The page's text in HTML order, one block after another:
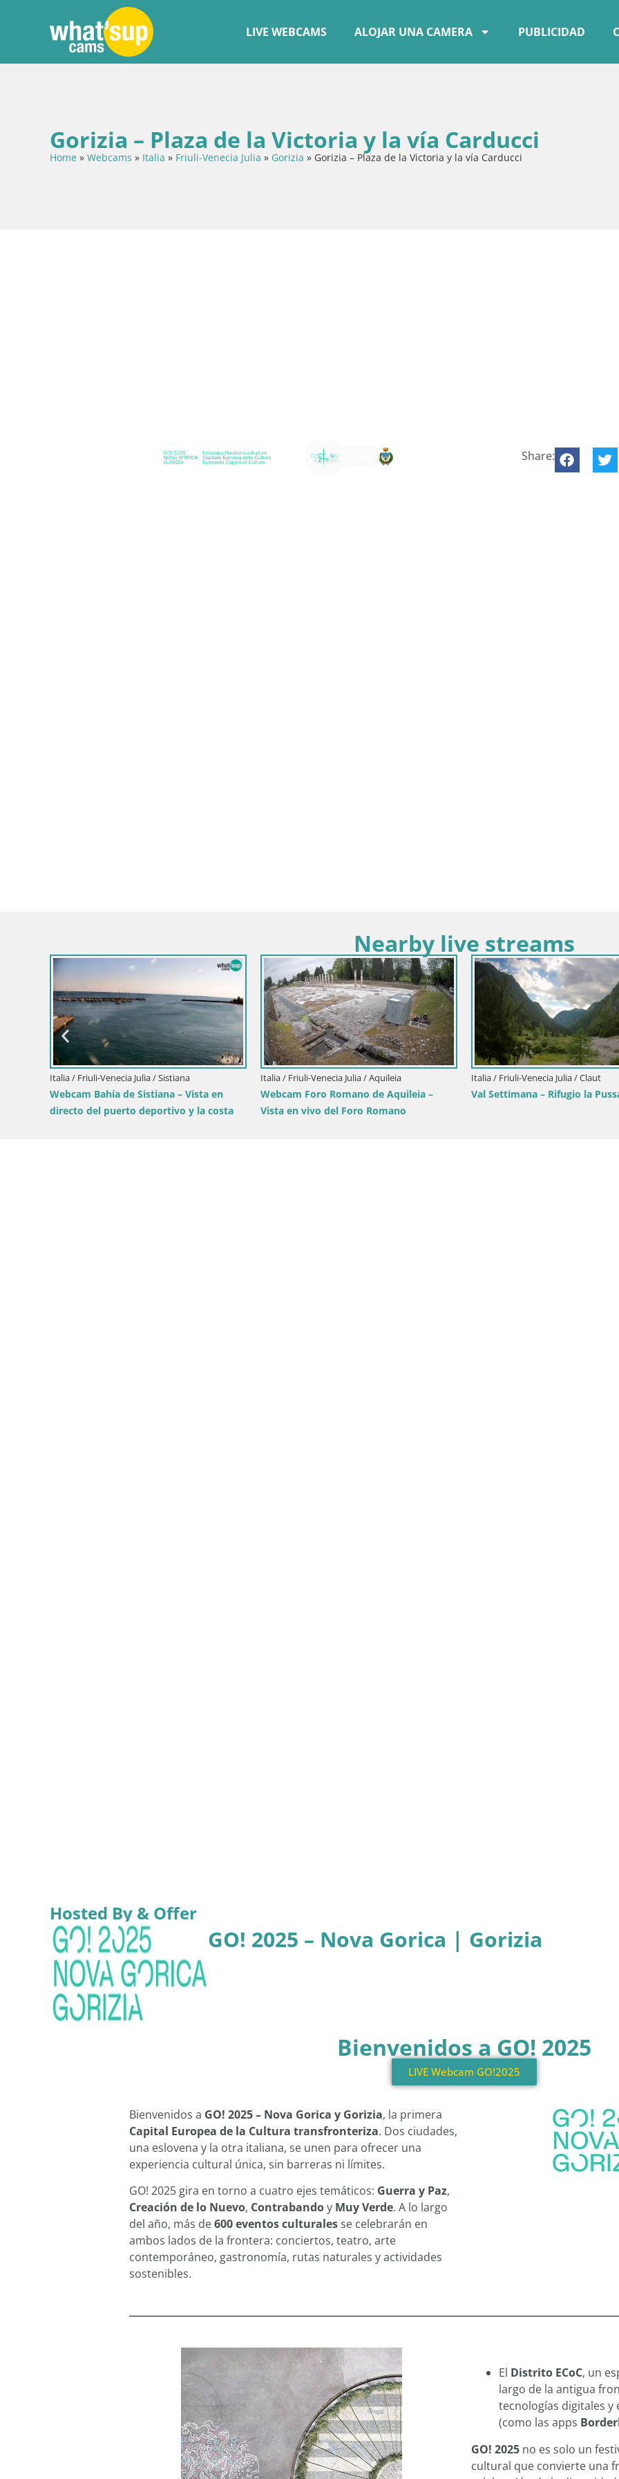
LIVE WEBCAMS ALOJAR UNA CAMERA PUBLICIDAD
Gorizia – Plaza de la Victoria y la vía Carducci
Home » Webcams » Italia » Friuli-Venecia Julia » Gorizia » Gorizia – Plaza de la Victoria y la vía Carducci
Share:
Nearby live streams
Italia / Friuli-Venecia Julia / Forni di Sopra
Plaza principal de Forni di Sopra
Italia / Friuli-Venecia Julia / Gorizia
Webcam Parco Coronini Cronberg –
Gorizia
Italia / Friuli-Venecia Julia /
Aquileia – Decumano di
Hosted By & Offer
GO! 2025 – Nova Gorica | Gorizia
Bienvenidos a GO! 2025
LIVE Webcam GO!2025
Bienvenidos a GO! 2025 – Nova Gorica y Gorizia, la primera
Capital Europea de la Cultura transfronteriza. Dos ciudades,
una eslovena y la otra italiana, se unen para ofrecer una
experiencia cultural única, sin barreras ni límites.
GO! 2025 gira en torno a cuatro ejes temáticos: Guerra y Paz,
Creación de lo Nuevo, Contrabandoy Muy Verde. A lo largo
del año, más de600 eventos culturalesse celebrarán en
ambos lados de la frontera: conciertos, teatro, arte
contemporáneo, gastronomía, rutas naturales y actividades
sostenibles.
El Distrito ECoC, un
largo de la antigua
tecnologías digitales y
(como las apps
GO! 2025 no es solo un
cultural que convierte una